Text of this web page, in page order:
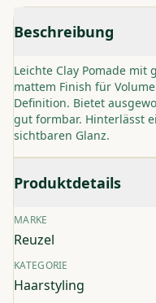
Beschreibung
Leichte Clay Pomade
mattem Finish für
Definition. Bietet
gut formbar. Hinterlässt
sichtbaren Glanz.
Produktdetails
MARKE
Reuzel
KATEGORIE
Haarstyling